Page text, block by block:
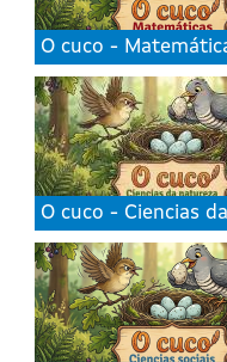
O cuco -
O cuco - Ciencias